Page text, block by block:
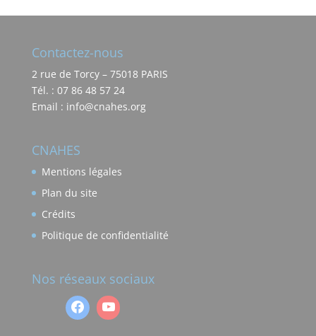
Contactez-nous
2 rue de Torcy – 75018 PARIS
Tél. : 07 86 48 57 24
Email : info@cnahes.org
CNAHES
Mentions légales
Plan du site
Crédits
Politique de confidentialité
Nos réseaux sociaux